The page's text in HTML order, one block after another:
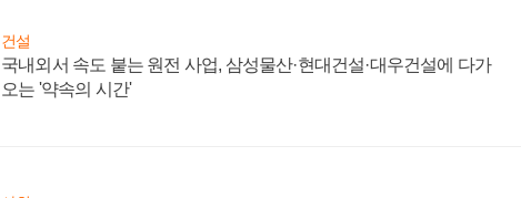
건설
국내외서 속도 붙는 원전 사업, 삼성물산·현대건설·대우건설에 다가
오는 '약속의 시간'